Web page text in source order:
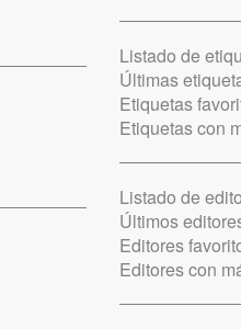
Listado de
Últimas
Etiquetas
Etiquetas con
Listado de
Últimos
Editores
Editores con